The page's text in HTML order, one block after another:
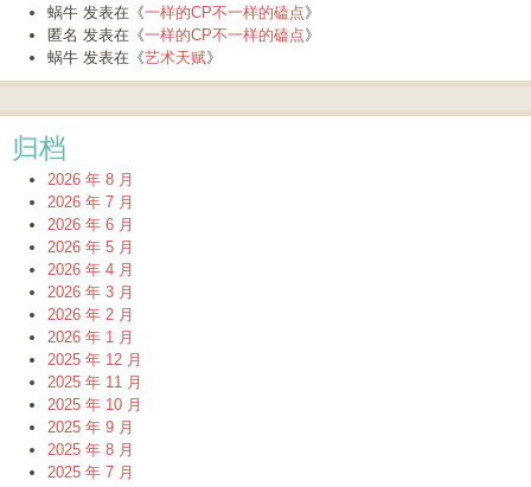
蜗牛 发表在《一样的CP不一样的磕点》
匿名 发表在《一样的CP不一样的磕点》
蜗牛 发表在《艺术天赋》
归档
2026 年 8 月
2026 年 7 月
2026 年 6 月
2026 年 5 月
2026 年 4 月
2026 年 3 月
2026 年 2 月
2026 年 1 月
2025 年 12 月
2025 年 11 月
2025 年 10 月
2025 年 9 月
2025 年 8 月
2025 年 7 月